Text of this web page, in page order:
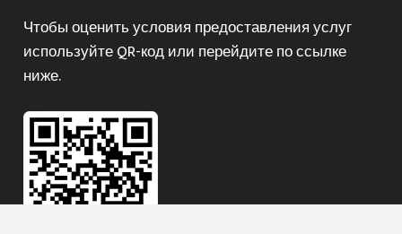
Чтобы оценить условия предоставления услуг
используйте QR-код или перейдите по ссылке
ниже.